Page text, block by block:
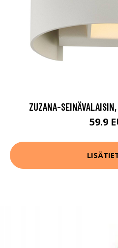
ZUZANA-
59.9